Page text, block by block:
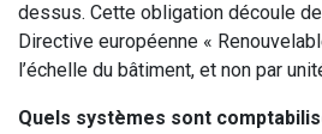
dessus. Cette obligation découle
Directive européenne «
l’échelle du bâtiment, et non par
Quels systèmes sont